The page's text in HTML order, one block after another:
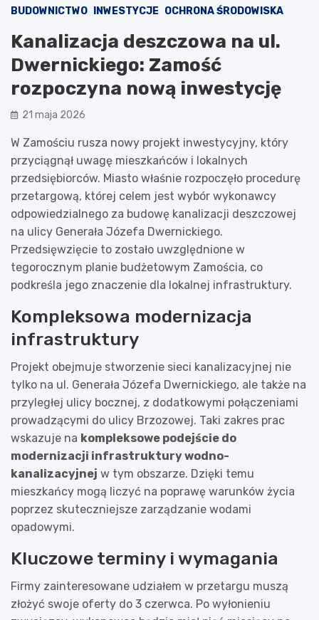
BUDOWNICTWO INWESTYCJE OCHRONA ŚRODOWISKA
Kanalizacja deszczowa na ul.
Dwernickiego: Zamość
rozpoczyna nową inwestycję
21 maja 2026
W Zamościu rusza nowy projekt inwestycyjny, który
przyciągnął uwagę mieszkańców i lokalnych
przedsiębiorców. Miasto właśnie rozpoczęło procedurę
przetargową, której celem jest wybór wykonawcy
odpowiedzialnego za budowę kanalizacji deszczowej
na ulicy Generała Józefa Dwernickiego.
Przedsięwzięcie to zostało uwzględnione w
tegorocznym planie budżetowym Zamościa, co
podkreśla jego znaczenie dla lokalnej infrastruktury.
Kompleksowa modernizacja
infrastruktury
Projekt obejmuje stworzenie sieci kanalizacyjnej nie
tylko na ul. Generała Józefa Dwernickiego, ale także na
przyległej ulicy bocznej, z dodatkowymi połączeniami
prowadzącymi do ulicy Brzozowej. Taki zakres prac
wskazuje na kompleksowe podejście do
modernizacji infrastruktury wodno-
kanalizacyjnej w tym obszarze. Dzięki temu
mieszkańcy mogą liczyć na poprawę warunków życia
poprzez skuteczniejsze zarządzanie wodami
opadowymi.
Kluczowe terminy i wymagania
Firmy zainteresowane udziałem w przetargu muszą
złożyć swoje oferty do 3 czerwca. Po wyłonieniu